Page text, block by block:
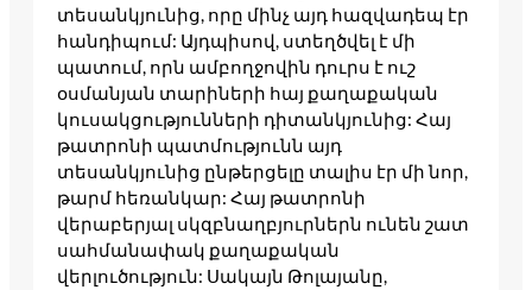
տեսանկյունից, որը մինչ այդ հազվադեպ էր
հանդիպում: Այդպիսով, ստեղծվել է մի
պատում, որն ամբողջովին դուրս է ուշ
օսմանյան տարիների հայ քաղաքական
կուսակցությունների դիտանկյունից: Հայ
թատրոնի պատմությունն այդ
տեսանկյունից ընթերցելը տալիս էր մի նոր,
թարմ հեռանկար: Հայ թատրոնի
վերաբերյալ սկզբնաղբյուրներն ունեն շատ
սահմանափակ քաղաքական
վերլուծություն: Սակայն Թոլայանը,